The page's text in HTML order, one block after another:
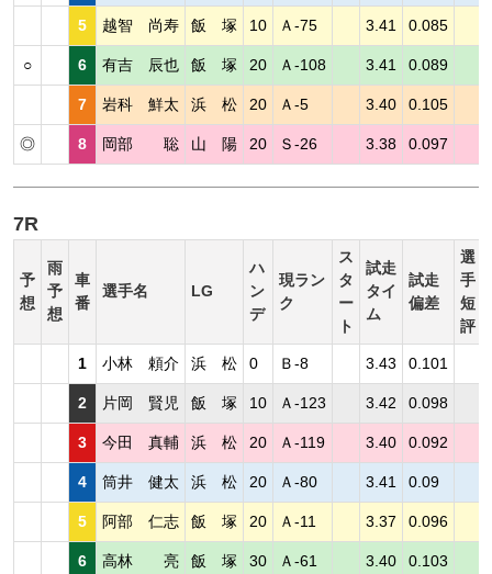
5 越智 尚寿 飯 塚 10 Ａ-75 3.41 0.085
○ 6 有吉 辰也 飯 塚 20 Ａ-108 3.41 0.089
7 岩科 鮮太 浜 松 20 Ａ-5 3.40 0.105
◎ 8 岡部 聡 山 陽 20 Ｓ-26 3.38 0.097
7R
予
想
雨
予
想
車
番
選手名 LG
ハ
ン
デ
現ラン
ク
ス
タ
ー
ト
試走
タイ
ム
試走
偏差
選
手
短
評
1 小林 頼介 浜 松 0 Ｂ-8 3.43 0.101
2 片岡 賢児 飯 塚 10 Ａ-123 3.42 0.098
3 今田 真輔 浜 松 20 Ａ-119 3.40 0.092
4 筒井 健太 浜 松 20 Ａ-80 3.41 0.09
5 阿部 仁志 飯 塚 20 Ａ-11 3.37 0.096
6 高林 亮 飯 塚 30 Ａ-61 3.40 0.103